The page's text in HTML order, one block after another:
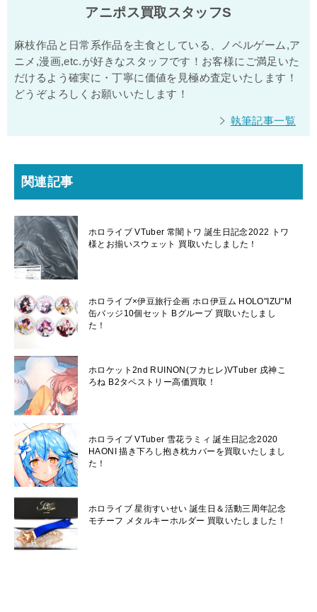
アニポス買取スタッフS
麻枝作品と日常系作品を主食としている、ノベルゲーム,ア
ニメ,漫画,etc.が好きなスタッフです！お客様にご満足いた
だけるよう確実に・丁寧に価値を見極め査定いたします！
どうぞよろしくお願いいたします！
執筆記事一覧
関連記事
ホロライブ VTuber 常闇トワ 誕生日記念2022 トワ
様とお揃いスウェット 買取いたしました！
ホロライブ×伊豆旅行企画 ホロ伊豆ム HOLO"IZU"M
缶バッジ10個セット Bグループ 買取いたしまし
た！
ホロケット2nd RUINON(フカヒレ)VTuber 戌神こ
ろね B2タペストリー高価買取！
ホロライブ VTuber 雪花ラミィ 誕生日記念2020
HAONI 描き下ろし抱き枕カバーを買取いたしまし
た！
ホロライブ 星街すいせい 誕生日＆活動三周年記念
モチーフ メタルキーホルダー 買取いたしました！